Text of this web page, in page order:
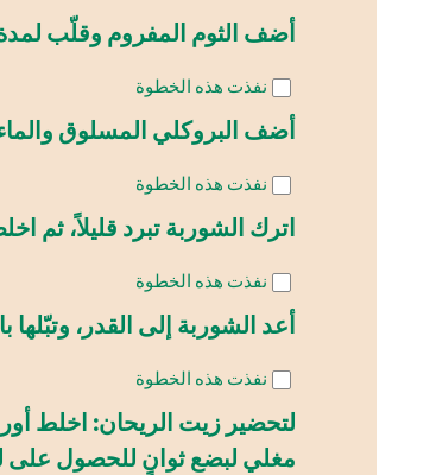
أضف الثوم المفروم وقلّب
نفذت هذه الخطوة
أضف البروكلي المسلوق والماء أو
نفذت هذه الخطوة
اترك الشوربة تبرد قليلاً، ثم
نفذت هذه الخطوة
أعد الشوربة إلى القدر،
نفذت هذه الخطوة
لتحضير زيت الريحان: اخلط
مغلي لبضع ثوانٍ للحصول